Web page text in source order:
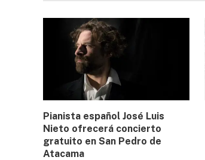
Pianista español José Luis
Nieto ofrecerá concierto
gratuito en San Pedro de
Atacama